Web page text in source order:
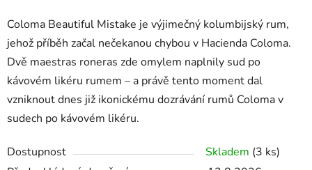
Coloma Beautiful Mistake je výjimečný kolumbijský rum,
jehož příběh začal nečekanou chybou v Hacienda Coloma.
Dvě maestras roneras zde omylem naplnily sud po
kávovém likéru rumem – a právě tento moment dal
vzniknout dnes již ikonickému dozrávání rumů Coloma v
sudech po kávovém likéru.
Dostupnost Skladem (3 ks)